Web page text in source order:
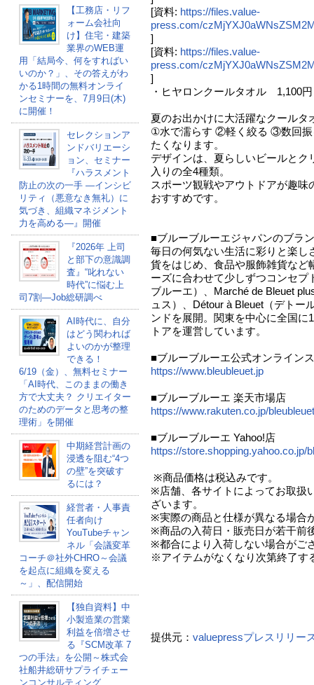
【工務店・リフ
ォーム会社向
け】住宅・建築
業界のWEB運
用「結局今、何をすればい
いのか？」、その答えがわ
かる1時間の無料オンライ
ンセミナーを、7月9日(木)
に開催！
セレクションア
ンドバリエーシ
ョン、セミナー
『ハラスメント
防止の次の一手 ―インシビ
リティ（悪意なき無礼）に
気づき、組織マネジメント
力を高める―』開催
『2026年 上司
と部下の意識調
査』“叱れない
時代”に悩む上
司7割―Job総研調べ
AI時代に、自分
はどう関われば
よいのかが整理
できる！
6/19（金）、無料セミナー
「AI時代、このままの働き
方で大丈夫？ クリエイター
のためのデータと思考の整
理術」を開催
中期経営計画の
浸透を阻む“4つ
の壁”を突破す
るには？
経営者・人事責
任者向け
YouTubeチャン
ネル「会議変革
コーチ＠社外CHRO～会議
を起点に組織を変える
～」、配信開始
【独自資料】中
小製造業の営業
利益を倍増させ
る『SCM改革 7
つの手法』を公開～株式会
社船井総研サプライチェー
ンコンサルティング
[資料: https://files.value-
press.com/
]
[資料: https://files.value-
press.com/
]
・ヒヤロンクールタオル 1,100円
夏のお出かけに大活躍なクールタ
①水で濡らす ②軽く絞る ③数回
たくなります。
デザインは、夏らしいビールとク
入りの全4種類。
スポーツ観戦やアウトドアが趣味
おすすめです。
■ブルーブルーエジャパンのブラ
毎日の何気ない生活に彩りと楽し
貨をはじめ、食品や服飾雑貨など
ーズに合わせて少しずつコンセプ
ブルーエ）、Marché de Bleuet
ュス）、Détour à Bleuet（デトー
ンドを展開。関東を中心に全国に
トアを運営しています。
■ブルーブルーエ公式オンライン
https://www.bleubleuet.jp
■ブルーブルーエ 楽天市場店
https://www.rakuten.co.jp/
■ブルーブルーエ Yahoo!店
https://store.shopping.yahoo.co.jp/
※商品価格は税込みです。
※店舗、各サイトによってお取扱
ざいます。
※実際の商品と仕様が異なる場合
※商品の入荷日・販売日が若干前
※都合により入荷しない場合がご
※アイテムがなくなり次第終了す
提供元： valuepressプレスリリー